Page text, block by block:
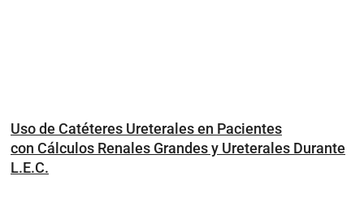
Uso de Catéteres Ureterales en Pacientes
con Cálculos Renales Grandes y Ureterales Durante
L.E.C.